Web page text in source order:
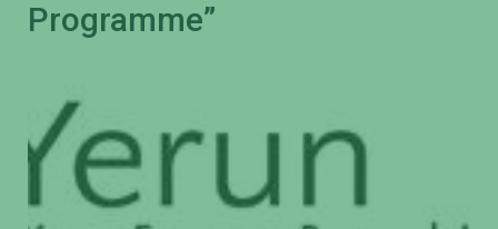
Programme”